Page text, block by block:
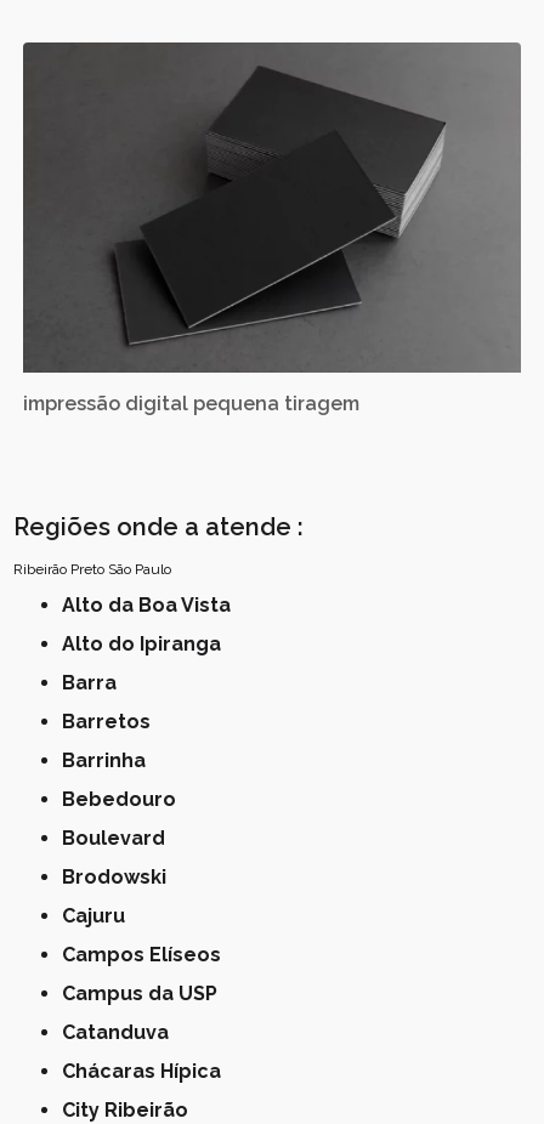
impressão digital pequena tiragem
Regiões onde a atende :
Ribeirão Preto São Paulo
Alto da Boa Vista
Alto do Ipiranga
Barra
Barretos
Barrinha
Bebedouro
Boulevard
Brodowski
Cajuru
Campos Elíseos
Campus da USP
Catanduva
Chácaras Hípica
City Ribeirão